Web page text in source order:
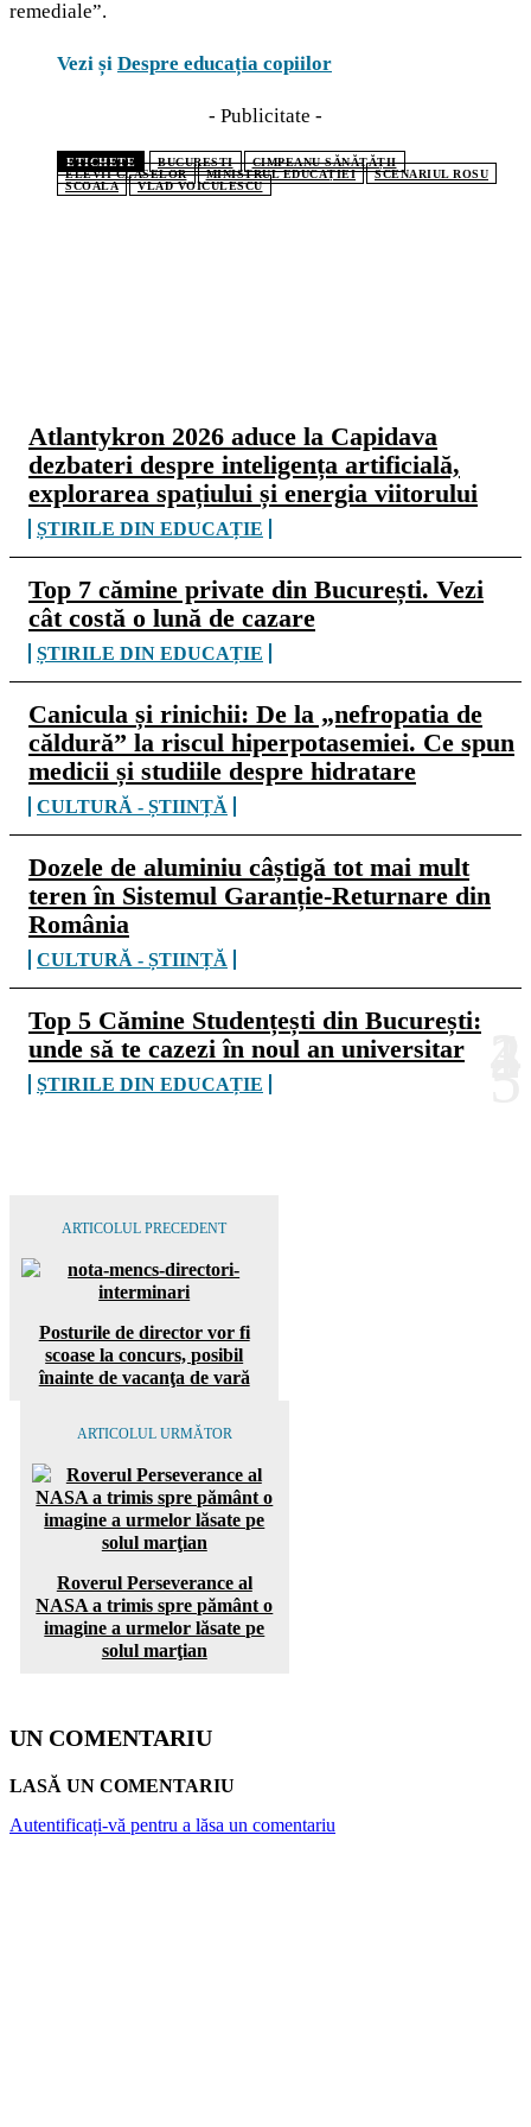
Atlantykron 2026 aduce la Capidava
dezbateri despre inteligența artificială,
explorarea spațiului și energia viitorului
ȘTIRILE DIN EDUCAȚIE
Top 7 cămine private din București. Vezi
cât costă o lună de cazare
ȘTIRILE DIN EDUCAȚIE
Canicula și rinichii: De la „nefropatia de
căldură” la riscul hiperpotasemiei. Ce spun
medicii și studiile despre hidratare
CULTURĂ - ȘTIINȚĂ
Dozele de aluminiu câștigă tot mai mult
teren în Sistemul Garanție-Returnare din
România
CULTURĂ - ȘTIINȚĂ
Top 5 Cămine Studențești din București:
unde să te cazezi în noul an universitar
ȘTIRILE DIN EDUCAȚIE
remediale”.
Vezi și Despre educația copiilor
- Publicitate -
ETICHETE BUCURESTI
CIMPEANU SĂNĂTĂȚII
ELEVII CLASELOR
MINISTRUL EDUCAȚIEI
SCENARIUL ROSU
SCOALA
VLAD VOICULESCU
ARTICOLUL PRECEDENT
Posturile de director vor fi
scoase la concurs, posibil
înainte de vacanţa de vară
ARTICOLUL URMĂTOR
Roverul Perseverance al
NASA a trimis spre pământ o
imagine a urmelor lăsate pe
solul marţian
UN COMENTARIU
LASĂ UN COMENTARIU
Autentificați-vă pentru a lăsa un comentariu